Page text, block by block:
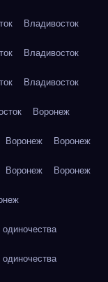
Владивосток
Владивосток
Владивосток
Воронеж
Воронеж Воронеж
Воронеж Воронеж